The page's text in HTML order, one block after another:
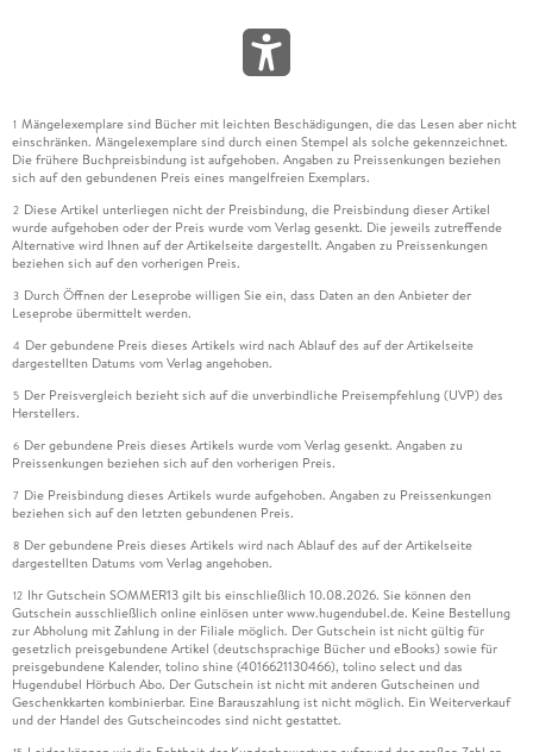
1 Mängelexemplare sind Bücher mit leichten Beschädigungen, die das Lesen aber nicht
einschränken. Mängelexemplare sind durch einen Stempel als solche gekennzeichnet.
Die frühere Buchpreisbindung ist aufgehoben. Angaben zu Preissenkungen beziehen
sich auf den gebundenen Preis eines mangelfreien Exemplars.
2 Diese Artikel unterliegen nicht der Preisbindung, die Preisbindung dieser Artikel
wurde aufgehoben oder der Preis wurde vom Verlag gesenkt. Die jeweils zutreffende
Alternative wird Ihnen auf der Artikelseite dargestellt. Angaben zu Preissenkungen
beziehen sich auf den vorherigen Preis.
3 Durch Öffnen der Leseprobe willigen Sie ein, dass Daten an den Anbieter der
Leseprobe übermittelt werden.
4 Der gebundene Preis dieses Artikels wird nach Ablauf des auf der Artikelseite
dargestellten Datums vom Verlag angehoben.
5 Der Preisvergleich bezieht sich auf die unverbindliche Preisempfehlung (UVP) des
Herstellers.
6 Der gebundene Preis dieses Artikels wurde vom Verlag gesenkt. Angaben zu
Preissenkungen beziehen sich auf den vorherigen Preis.
7 Die Preisbindung dieses Artikels wurde aufgehoben. Angaben zu Preissenkungen
beziehen sich auf den letzten gebundenen Preis.
8 Der gebundene Preis dieses Artikels wird nach Ablauf des auf der Artikelseite
dargestellten Datums vom Verlag angehoben.
12 Ihr Gutschein SOMMER13 gilt bis einschließlich 10.08.2026. Sie können den
Gutschein ausschließlich online einlösen unter www.hugendubel.de. Keine Bestellung
zur Abholung mit Zahlung in der Filiale möglich. Der Gutschein ist nicht gültig für
gesetzlich preisgebundene Artikel (deutschsprachige Bücher und eBooks) sowie für
preisgebundene Kalender, tolino shine (4016621130466), tolino select und das
Hugendubel Hörbuch Abo. Der Gutschein ist nicht mit anderen Gutscheinen und
Geschenkkarten kombinierbar. Eine Barauszahlung ist nicht möglich. Ein Weiterverkauf
und der Handel des Gutscheincodes sind nicht gestattet.